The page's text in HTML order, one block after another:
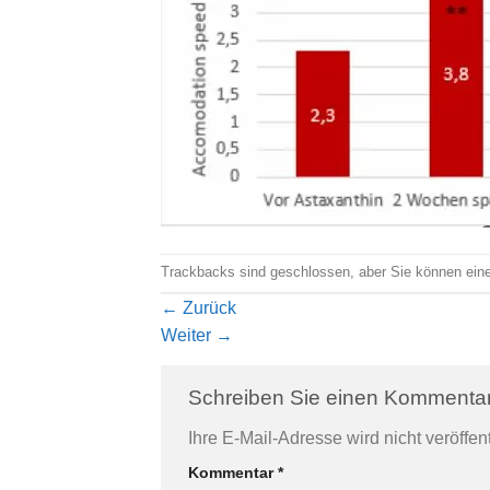
Trackbacks sind geschlossen, aber Sie können
← Zurück
Weiter →
Schreiben Sie einen
Ihre E-Mail-Adresse wird nicht
Kommentar*
Alternative: